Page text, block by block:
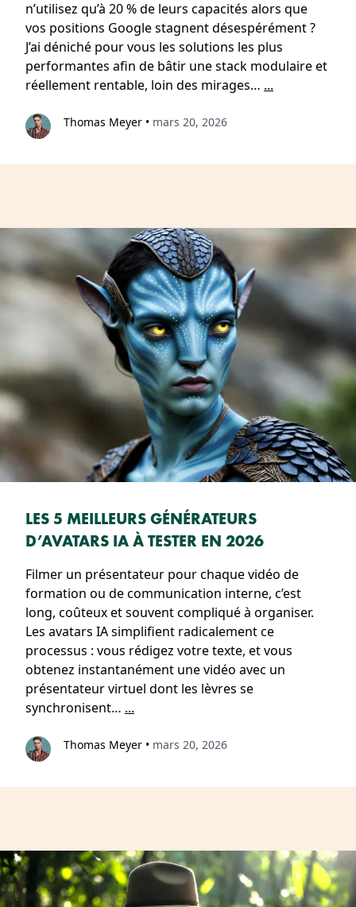
n’utilisez qu’à 20 % de leurs capacités alors que
vos positions Google stagnent désespérément ?
J’ai déniché pour vous les solutions les plus
performantes afin de bâtir une stack modulaire et
réellement rentable, loin des mirages… ...
Thomas Meyer • mars 20, 2026
LES 5 MEILLEURS GÉNÉRATEURS
D’AVATARS IA À TESTER EN 2026
Filmer un présentateur pour chaque vidéo de
formation ou de communication interne, c’est
long, coûteux et souvent compliqué à organiser.
Les avatars IA simplifient radicalement ce
processus : vous rédigez votre texte, et vous
obtenez instantanément une vidéo avec un
présentateur virtuel dont les lèvres se
synchronisent… ...
Thomas Meyer • mars 20, 2026